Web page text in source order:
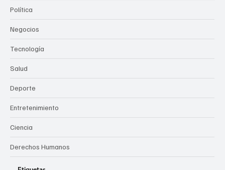
Política
Negocios
Tecnología
Salud
Deporte
Entretenimiento
Ciencia
Derechos Humanos